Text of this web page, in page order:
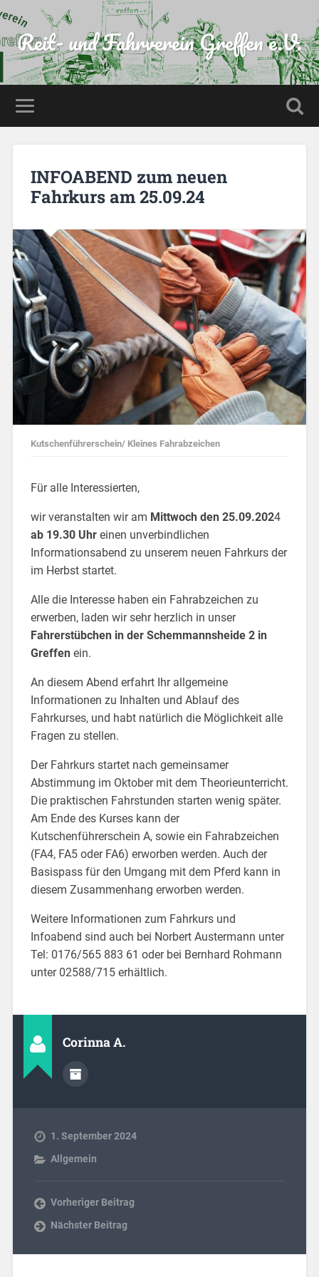
Reit- und Fahrverein Greffen e.V.
INFOABEND zum neuen
Fahrkurs am 25.09.24
Kutschenführerschein/ Kleines Fahrabzeichen
Für alle Interessierten,
wir veranstalten wir am Mittwoch den 25.09.2024
ab 19.30 Uhreinen unverbindlichen
Informationsabend zu unserem neuen Fahrkurs der
im Herbst startet.
Alle die Interesse haben ein Fahrabzeichen zu
erwerben, laden wir sehr herzlich in unser
Fahrerstübchen in der Schemmannsheide 2 in
Greffen ein.
An diesem Abend erfahrt Ihr allgemeine
Informationen zu Inhalten und Ablauf des
Fahrkurses, und habt natürlich die Möglichkeit alle
Fragen zu stellen.
Der Fahrkurs startet nach gemeinsamer
Abstimmung im Oktober mit dem Theorieunterricht.
Die praktischen Fahrstunden starten wenig später.
Am Ende des Kurses kann der
Kutschenführerschein A, sowie ein Fahrabzeichen
(FA4, FA5 oder FA6) erworben werden. Auch der
Basispass für den Umgang mit dem Pferd kann in
diesem Zusammenhang erworben werden.
Weitere Informationen zum Fahrkurs und
Infoabend sind auch bei Norbert Austermann unter
Tel: 0176/565 883 61 oder bei Bernhard Rohmann
unter 02588/715 erhältlich.
Corinna A.
1. September 2024
Allgemein
Vorheriger Beitrag
Nächster Beitrag